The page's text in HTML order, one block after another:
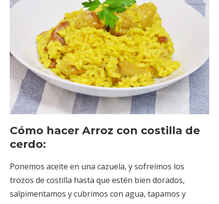
Cómo hacer Arroz con costilla de
cerdo:
Ponemos aceite en una cazuela, y sofreímos los
trozos de costilla hasta que estén bien dorados,
salpimentamos y cubrimos con agua, tapamos y